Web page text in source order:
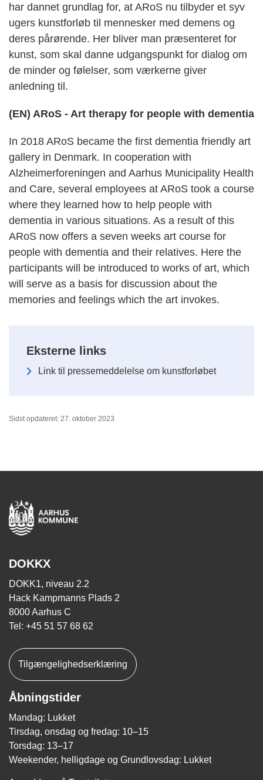
har dannet grundlag for, at ARoS nu tilbyder et syv
ugers kunstforløb til mennesker med demens og
deres pårørende. Her bliver man præsenteret for
kunst, som skal danne udgangspunkt for dialog om
de minder og følelser, som værkerne giver
anledning til.
(EN) ARoS - Art therapy for people with dementia
In 2018 ARoS became the first dementia friendly art
gallery in Denmark. In cooperation with
Alzheimerforeningen and Aarhus Municipality Health
and Care, several employees at ARoS took a course
where they learned how to help people with
dementia in various situations. As a result of this
ARoS now offers a seven weeks art course for
people with dementia and their relatives. Here the
participants will be introduced to works of art, which
will serve as a basis for discussion about the
memories and feelings which the art invokes.
Eksterne links
Link til pressemeddelelse om kunstforløbet
Sidst opdateret: 27. oktober 2023
DOKKX
DOKK1, niveau 2.2
Hack Kampmanns Plads 2
8000 Aarhus C
Tel: +45 51 57 68 62
Tilgængelighedserklæring
Åbningstider
Mandag: Lukket
Tirsdag, onsdag og fredag: 10–15
Torsdag: 13–17
Weekender, helligdage og Grundlovsdag: Lukket